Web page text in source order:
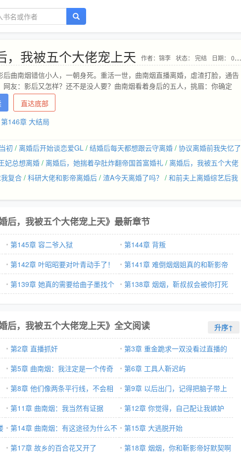
，我被五个大佬宠上天 作者：锦李 状态： 完结 日期： 05-25
后曲南烟错信小人，一朝身死。重活一世，曲南烟直播离婚，虐渣打脸，通告
网友：影后又怎样？还不是没人要？曲南烟看着身后的五人，挑眉：你确定
直达底部
第146章 大结局
初 / 离婚后开始谈恋爱GL / 结婚后每天都想跟云守离婚 / 协议离婚前我失忆了
妃总想离婚 / 离婚后，她揣着孕肚炸翻帝国首富婚礼 / 离婚后，我被五个大佬
复合 / 科研大佬和影帝离婚后 / 渣A今天离婚了吗？ / 和前夫上离婚综艺后我
后，我被五个大佬宠上天》最新章节
第145章 容二爷入狱
第144章 背叛
第142章 叶昭昭要对叶青动手了！
第141章 难倒烟烟姐真的和靳影帝
闹崩了？
第139章 她真的需要给曲子墨找个
爸爸了
第138章 烟烟，靳叔叔会被你打死
的！
后，我被五个大佬宠上天》全文阅读 升序↑
第2章 直播抓奸
第3章 重金跪求一双没看过直播的
眼睛
第5章 曲南烟：我注定是一个传奇
第6章 工具人靳迟屿
第8章 他们像两条平行线，不会相
交
第9章 以后出门，记得把脑子带上
第11章 曲南烟：我当然有证据
第12章 你觉得，自己配让我嫉妒
吗？
第14章 曲南烟：有这途径为什么不
分享给我
第15章 大逃脱开始
第17章 故乡的百合花又开了
第18章 烟烟，你和靳影帝好默契啊